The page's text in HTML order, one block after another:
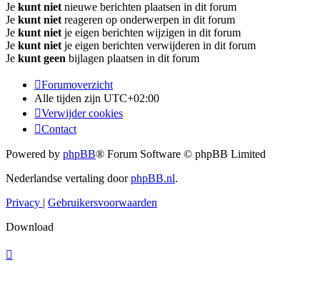
Je kunt niet nieuwe berichten plaatsen in dit forum
Je kunt niet reageren op onderwerpen in dit forum
Je kunt niet je eigen berichten wijzigen in dit forum
Je kunt niet je eigen berichten verwijderen in dit forum
Je kunt geen bijlagen plaatsen in dit forum
Forumoverzicht
Alle tijden zijn UTC+02:00
Verwijder cookies
Contact
Powered by phpBB® Forum Software © phpBB Limited
Nederlandse vertaling doorphpBB.nl.
Privacy | Gebruikersvoorwaarden
Download